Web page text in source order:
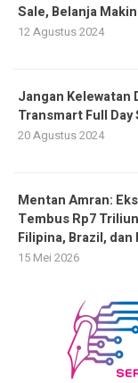
Sale, Belanja
12 Agustus 2024
Jangan Kelewatan
Transmart Full Day
20 Agustus 2024
Mentan Amran:
Tembus Rp7
Filipina, Brazil, dan
15 Mei 2026